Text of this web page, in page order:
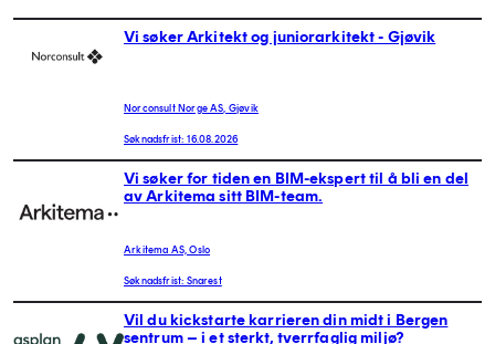
Vi søker Arkitekt og juniorarkitekt - Gjøvik
Norconsult Norge AS, Gjøvik
Søknadsfrist: 16.08.2026
Vi søker for tiden en BIM-ekspert til å bli en del
av Arkitema sitt BIM-team.
Arkitema AS, Oslo
Søknadsfrist: Snarest
Vil du kickstarte karrieren din midt i Bergen
sentrum – i et sterkt, tverrfaglig miljø?